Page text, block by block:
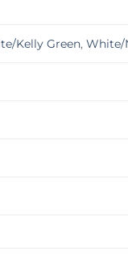
Kelly Green,White/